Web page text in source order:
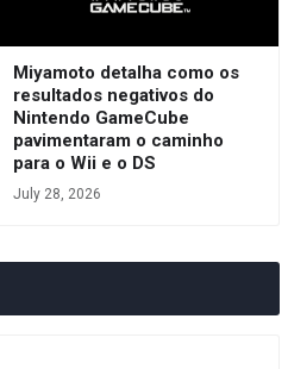
Miyamoto detalha como os
resultados negativos do
Nintendo GameCube
pavimentaram o caminho
para o Wii e o DS
July 28, 2026